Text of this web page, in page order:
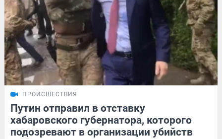
ПРОИСШЕСТВИЯ
Путин отправил в отставку
хабаровского губернатора, которого
подозревают в организации убийств